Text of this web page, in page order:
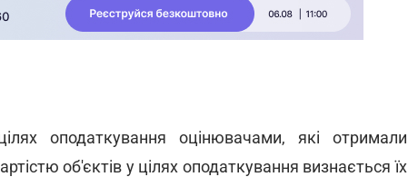
оподаткування оцінювачами, які отримали
об'єктів у цілях оподаткування визнається їх